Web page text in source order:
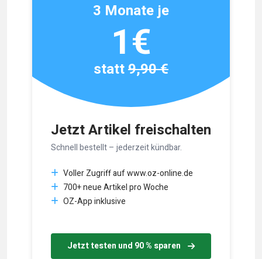
Jetzt Artikel freischalten
Schnell bestellt – jederzeit kündbar.
Voller Zugriff auf www.oz-online.de
700+ neue Artikel pro Woche
OZ-App inklusive
Jetzt testen und 90 % sparen
3 Monate je
1€
statt9,90 €